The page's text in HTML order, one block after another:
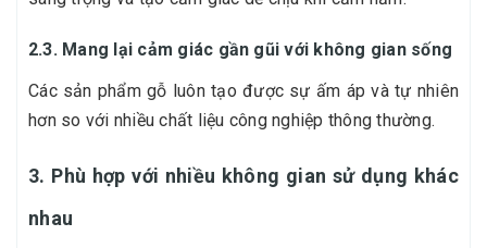
2.3. Mang lại cảm giác gần gũi với không gian sống
Các sản phẩm gỗ luôn tạo được sự ấm áp và tự nhiên
hơn so với nhiều chất liệu công nghiệp thông thường.
3. Phù hợp với nhiều không gian sử dụng khác
nhau